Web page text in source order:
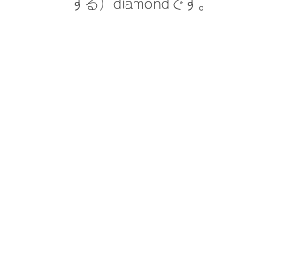
する）diamondです。